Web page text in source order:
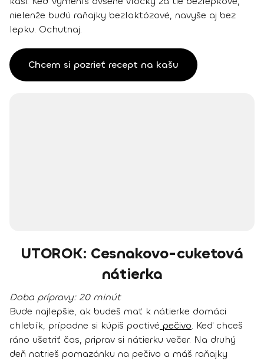
nielenže budú raňajky bezlaktózové, navyše aj bez
lepku. Ochutnaj.
Chcem si pozrieť recept na kašu
UTOROK: Cesnakovo-cuketová
nátierka
Doba prípravy: 20 minút
Bude najlepšie, ak budeš mať k nátierke domáci
chlebík, prípadne si kúpiš poctivé pečivo. Keď chceš
ráno ušetriť čas, priprav si nátierku večer. Na druhý
deň natrieš pomazánku na pečivo a máš raňajky